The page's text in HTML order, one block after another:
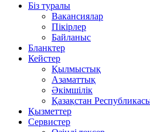
Біз туралы
Вакансиялар
Пікірлер
Байланыс
Бланктер
Кейстер
Қылмыстық
Азаматтық
Әкімшілік
Қазақстан
Қызметтер
Сервистер